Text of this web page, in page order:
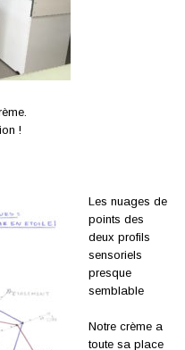
!
Les nuages de
points des
deux profils
sensoriels
presque
semblable
Notre crème a
toute sa place